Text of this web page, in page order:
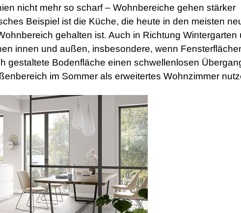
nicht mehr so scharf – Wohnbereiche gehen stärker
Beispiel ist die Küche, die heute in den meisten
gehalten ist. Auch in Richtung Wintergarten
innen und außen, insbesondere, wenn
gestaltete Bodenfläche einen schwellenlosen
im Sommer als erweitertes Wohnzimmer